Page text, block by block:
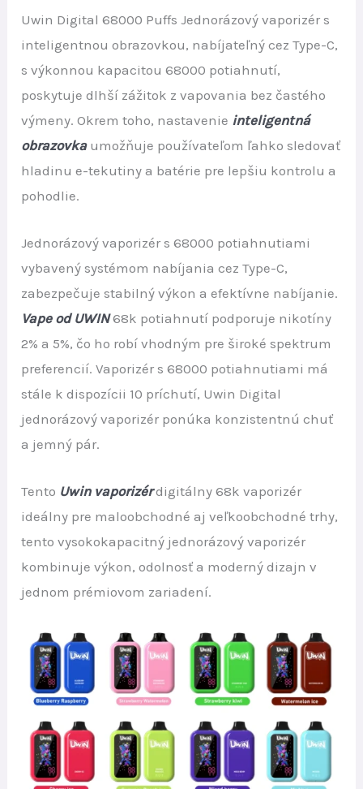
Uwin Digital 68000 Puffs Jednorázový vaporizér s
inteligentnou obrazovkou, nabíjateľný cez Type-C,
s výkonnou kapacitou 68000 potiahnutí,
poskytuje dlhší zážitok z vapovania bez častého
výmeny. Okrem toho, nastavenie inteligentná
obrazovka umožňuje používateľom ľahko sledovať
hladinu e-tekutiny a batérie pre lepšiu kontrolu a
pohodlie.
Jednorázový vaporizér s 68000 potiahnutiami
vybavený systémom nabíjania cez Type-C,
zabezpečuje stabilný výkon a efektívne nabíjanie.
Vape od UWIN68k potiahnutí podporuje nikotíny
2% a 5%, čo ho robí vhodným pre široké spektrum
preferencií. Vaporizér s 68000 potiahnutiami má
stále k dispozícii 10 príchutí, Uwin Digital
jednorázový vaporizér ponúka konzistentnú chuť
a jemný pár.
Tento Uwin vaporizérdigitálny 68k vaporizér
ideálny pre maloobchodné aj veľkoobchodné trhy,
tento vysokokapacitný jednorázový vaporizér
kombinuje výkon, odolnosť a moderný dizajn v
jednom prémiovom zariadení.